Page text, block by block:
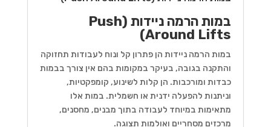
במות הרמה ניידות (Push
Around Lifts)
במות הרמה ניידות הן פתרון קל ונוח לעבודות תחזוקה
והתקנה בגובה, בעיקר במקומות בהם אין צורך בבמות
כבדות ומורכבות. הן קלות לשינוע, קומפקטיות,
וניתנות להפעלה ידנית או חשמלית. במות אלו
מתאימות במיוחד לעבודה בתוך מבנים, מחסנים,
מרכזים מסחריים ואולמות תצוגה.